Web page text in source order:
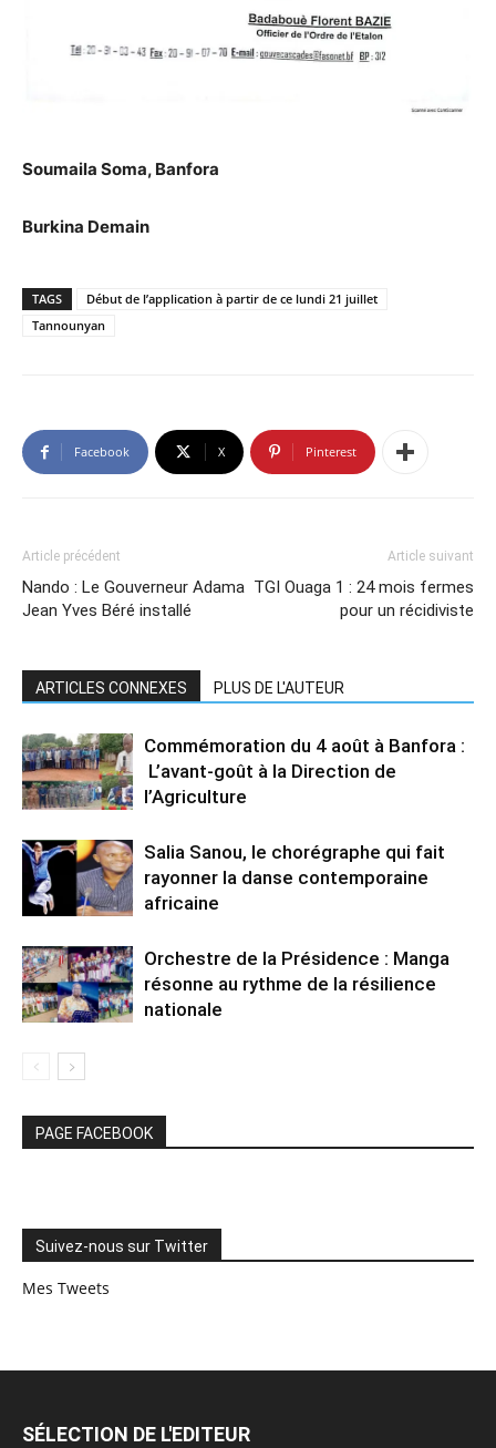
Soumaila Soma, Banfora
Burkina Demain
TAGS
Début de l’application à partir de ce lundi 21 juillet
Tannounyan
Facebook X Pinterest
Article précédent
Nando : Le Gouverneur Adama
Jean Yves Béré installé
Article suivant
TGI Ouaga 1 : 24 mois fermes
pour un récidiviste
ARTICLES CONNEXES PLUS DE L'AUTEUR
Commémoration du 4 août à Banfora :
L’avant-goût à la Direction de
l’Agriculture
Salia Sanou, le chorégraphe qui fait
rayonner la danse contemporaine
africaine
Orchestre de la Présidence : Manga
résonne au rythme de la résilience
nationale
PAGE FACEBOOK
Suivez-nous sur Twitter
Mes Tweets
SÉLECTION DE L'EDITEUR